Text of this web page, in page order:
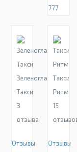
777
Зеленоглазое
Такси
3
отзыва
Отзывы
Такси
Ритм
15
Отзывы